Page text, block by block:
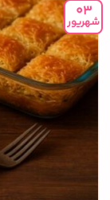
03
شهریور